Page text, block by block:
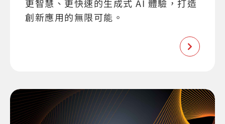
更智慧、更快速的生成式 AI 體驗，打造
創新應用的無限可能。